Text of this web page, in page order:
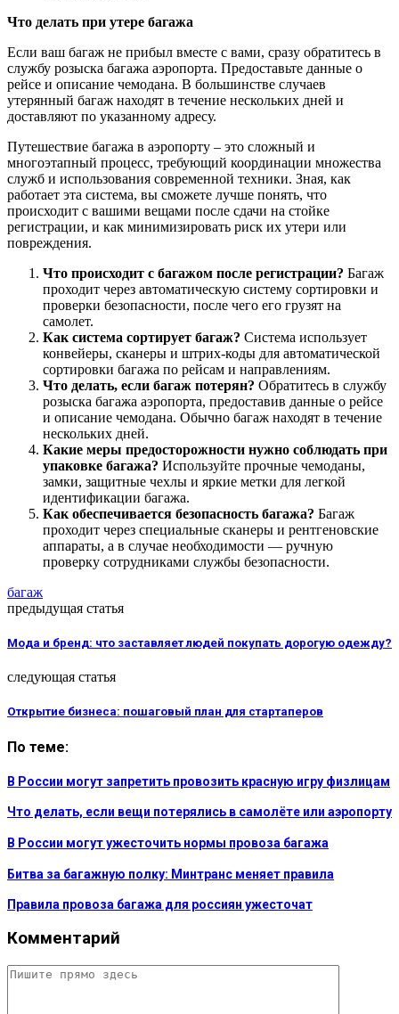
Что делать при утере багажа
Если ваш багаж не прибыл вместе с вами, сразу обратитесь в
службу розыска багажа аэропорта. Предоставьте данные о
рейсе и описание чемодана. В большинстве случаев
утерянный багаж находят в течение нескольких дней и
доставляют по указанному адресу.
Путешествие багажа в аэропорту – это сложный и
многоэтапный процесс, требующий координации множества
служб и использования современной техники. Зная, как
работает эта система, вы сможете лучше понять, что
происходит с вашими вещами после сдачи на стойке
регистрации, и как минимизировать риск их утери или
повреждения.
Что происходит с багажом после регистрации? Багаж
проходит через автоматическую систему сортировки и
проверки безопасности, после чего его грузят на
самолет.
Как система сортирует багаж? Система использует
конвейеры, сканеры и штрих-коды для автоматической
сортировки багажа по рейсам и направлениям.
Что делать, если багаж потерян? Обратитесь в службу
розыска багажа аэропорта, предоставив данные о рейсе
и описание чемодана. Обычно багаж находят в течение
нескольких дней.
Какие меры предосторожности нужно соблюдать при
упаковке багажа? Используйте прочные чемоданы,
замки, защитные чехлы и яркие метки для легкой
идентификации багажа.
Как обеспечивается безопасность багажа? Багаж
проходит через специальные сканеры и рентгеновские
аппараты, а в случае необходимости — ручную
проверку сотрудниками службы безопасности.
багаж
предыдущая статья
Мода и бренд: что заставляет людей покупать дорогую одежду?
следующая статья
Открытие бизнеса: пошаговый план для стартаперов
По теме:
В России могут запретить провозить красную игру физлицам
Что делать, если вещи потерялись в самолёте или аэропорту
В России могут ужесточить нормы провоза багажа
Битва за багажную полку: Минтранс меняет правила
Правила провоза багажа для россиян ужесточат
Комментарий